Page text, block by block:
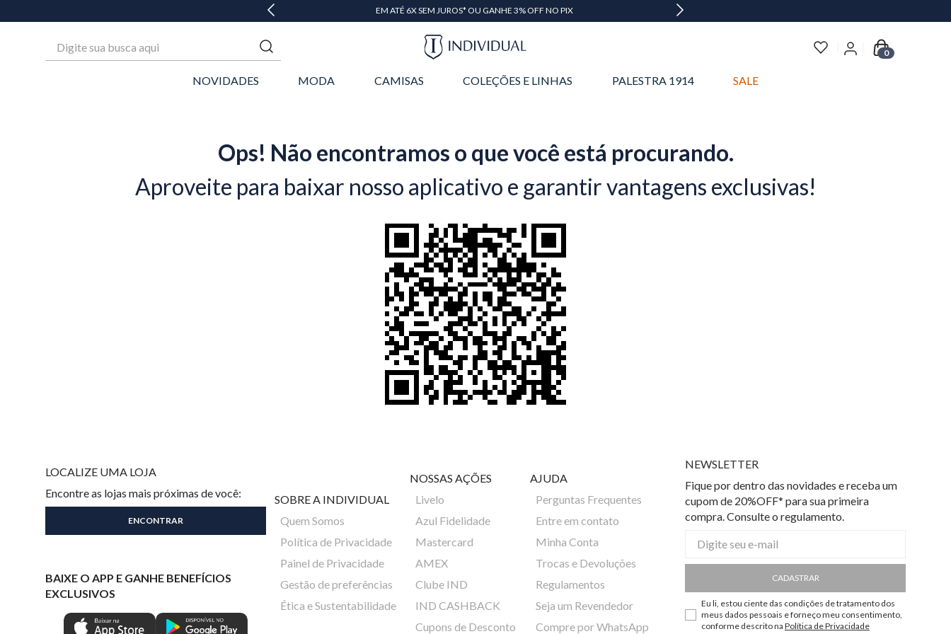
EM ATÉ 6X SEM JUROS* OU GANHE 3% OFF NO PIX
0
NOVIDADES MODA CAMISAS COLEÇÕES E LINHAS PALESTRA 1914 SALE
Ops! Não encontramos o que você está procurando.
Aproveite para baixar nosso aplicativo e garantir vantagens exclusivas!
LOCALIZE UMA LOJA
Encontre as lojas mais próximas de você:
BAIXE O APP E GANHE BENEFÍCIOS
EXCLUSIVOS
SOBRE A INDIVIDUAL
Quem Somos
Política de Privacidade
Painel de Privacidade
Gestão de preferências
Ética e Sustentabilidade
NOSSAS AÇÕES
Livelo
Azul Fidelidade
Mastercard
AMEX
Clube IND
IND CASHBACK
Cupons de Desconto
AJUDA
Perguntas Frequentes
Entre em contato
Minha Conta
Trocas e Devoluções
Regulamentos
Seja um Revendedor
Compre por WhatsApp
NEWSLETTER
Fique por dentro das novidades e receba um
cupom de 20%OFF* para sua primeira
compra. Consulte o regulamento.
CADASTRAR
Eu li, estou ciente das condições de tratamento dos
meus dados pessoais e forneço meu consentimento,
conforme descrito na Política de Privacidade